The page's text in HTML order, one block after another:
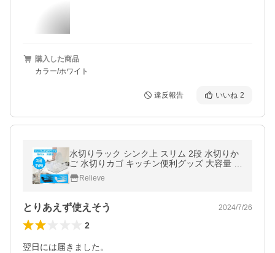
購入した商品
カラー/ホワイト
違反報告 いいね 2
水切りラック シンク上 スリム 2段 水切りか
ご 水切りカゴ キッチン便利グッズ 大容量 ラ
ック 省スペース キッチンラック キッチン収
納 Relieve
とりあえず使えそう 2024/7/26
2
翌日には届きました。